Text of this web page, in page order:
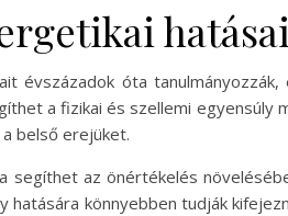
hatásai
évszázadok óta
a fizikai és szellemi
belső erejüket.
segíthet az önértékelés
hatására könnyebben tudják